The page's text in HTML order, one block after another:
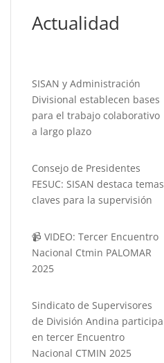
Actualidad
SISAN y Administración
Divisional establecen bases
para el trabajo colaborativo
a largo plazo
Consejo de Presidentes
FESUC: SISAN destaca temas
claves para la supervisión
📹 VIDEO: Tercer Encuentro
Nacional Ctmin PALOMAR
2025
Sindicato de Supervisores
de División Andina participa
en tercer Encuentro
Nacional CTMIN 2025